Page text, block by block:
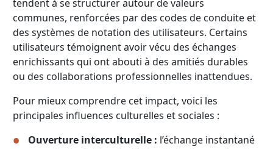
tendent à se structurer autour de valeurs
communes, renforcées par des codes de conduite et
des systèmes de notation des utilisateurs. Certains
utilisateurs témoignent avoir vécu des échanges
enrichissants qui ont abouti à des amitiés durables
ou des collaborations professionnelles inattendues.
Pour mieux comprendre cet impact, voici les
principales influences culturelles et sociales :
Ouverture interculturelle : l’échange instantané